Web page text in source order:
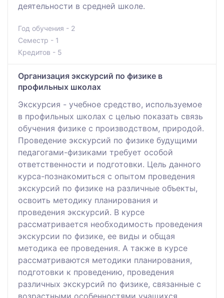
деятельности в средней школе.
Год обучения - 2
Семестр - 1
Кредитов - 5
Организация экскурсий по физике в
профильных школах
Экскурсия - учебное средство, используемое
в профильных школах с целью показать связь
обучения физике с производством, природой.
Проведение экскурсий по физике будущими
педагогами-физиками требует особой
ответственности и подготовки. Цель данного
курса-познакомиться с опытом проведения
экскурсий по физике на различные объекты,
освоить методику планирования и
проведения экскурсий. В курсе
рассматривается необходимость проведения
экскурсии по физике, ее виды и общая
методика ее проведения. А также в курсе
рассматриваются методики планирования,
подготовки к проведению, проведения
различных экскурсий по физике, связанные с